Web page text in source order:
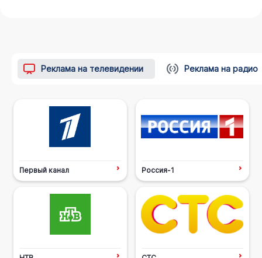
Реклама на телевидении Реклама на радио
Первый канал Россия-1